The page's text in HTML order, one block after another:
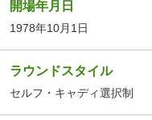
開場年月日
1978年10月1日
ラウンドスタイル
セルフ・キャディ選択制